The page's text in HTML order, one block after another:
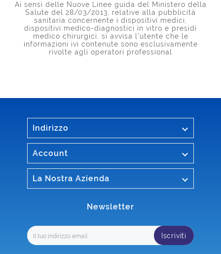
Ai sensi delle Nuove Linee guida del Ministero della
Salute del 28/03/2013, relative alla pubblicità
sanitaria concernente i dispositivi medici,
dispositivi medico-diagnostici in vitro e presidi
medico chirurgici, si avvisa l'utente che le
informazioni ivi contenute sono esclusivamente
rivolte agli operatori professional
Indirizzo 
Account 
La Nostra Azienda 
Newsletter
Iscriviti